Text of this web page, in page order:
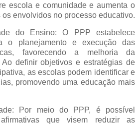
escola e comunidade e aumenta o
envolvidos no processo educativo.
do Ensino: O PPP estabelece
o planejamento e execução das
favorecendo a melhoria da
definir objetivos e estratégias de
as escolas podem identificar e
promovendo uma educação mais
Por meio do PPP, é possível
que visem reduzir as